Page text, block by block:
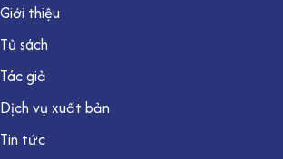
Giới thiệu
Tủ sách
Tác giả
Dịch vụ xuất bản
Tin tức